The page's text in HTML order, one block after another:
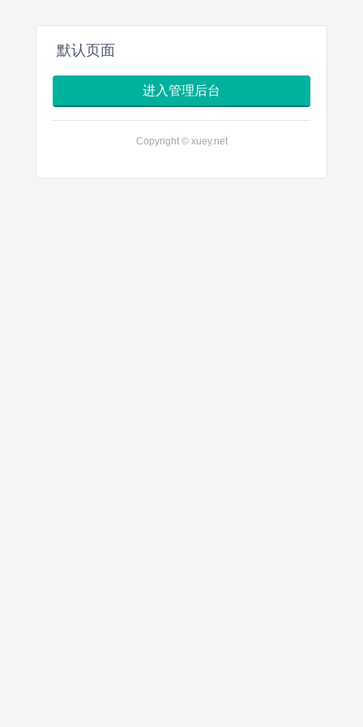
默认页面
进入管理后台
Copyright © xuey.net